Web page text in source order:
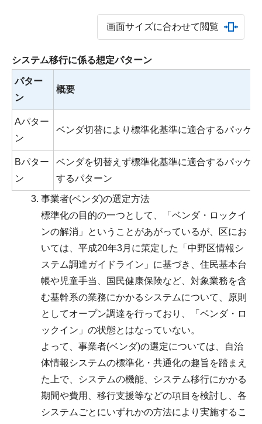
画面サイズに合わせて閲覧
システム移行に係る想定パターン
パター
ン
概要
Aパター
ン
ベンダ切替により標準化基準に適合するパッケ
Bパター
ン
ベンダを切替えず標準化基準に適合するパッケ
するパターン
事業者(ベンダ)の選定方法
標準化の目的の一つとして、「ベンダ・ロックイ
ンの解消」ということがあがっているが、区にお
いては、平成20年3月に策定した「中野区情報シ
ステム調達ガイドライン」に基づき、住民基本台
帳や児童手当、国民健康保険など、対象業務を含
む基幹系の業務にかかるシステムについて、原則
としてオープン調達を行っており、「ベンダ・ロ
ックイン」の状態とはなっていない。
よって、事業者(ベンダ)の選定については、自治
体情報システムの標準化・共通化の趣旨を踏まえ
た上で、システムの機能、システム移行にかかる
期間や費用、移行支援等などの項目を検討し、各
システムごとにいずれかの方法により実施するこ